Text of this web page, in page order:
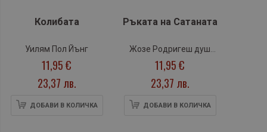
Колибата
Уилям Пол Йънг
11,95 €
23,37 лв.
ДОБАВИ В КОЛИЧКА
Ръката на Сатаната
Жозе Родригеш душ
Сантуш
11,95 €
23,37 лв.
ДОБАВИ В КОЛИЧКА